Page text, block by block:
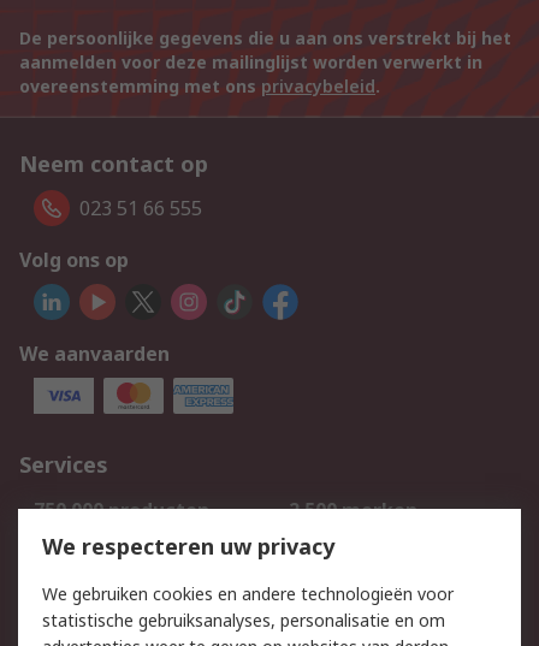
De persoonlijke gegevens die u aan ons verstrekt bij het
aanmelden voor deze mailinglijst worden verwerkt in
overeenstemming met ons privacybeleid.
Neem contact op
023 51 66 555
Volg ons op
We aanvaarden
Services
750.000 producten
2.500 merken
Bestellen
Inkoopoplossingen
Track & Trace
We respecteren uw privacy
We gebruiken cookies en andere technologieën voor
statistische gebruiksanalyses, personalisatie en om